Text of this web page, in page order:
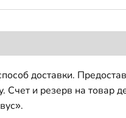
доставки.
и резерв на товар